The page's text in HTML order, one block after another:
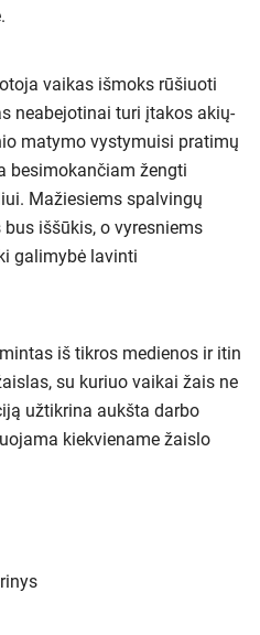
vaikas išmoks rūšiuoti
neabejotinai turi įtakos akių-
matymo vystymuisi pratimų
besimokančiam žengti
Mažiesiems spalvingų
iššūkis, o vyresniems
galimybė lavinti
iš tikros medienos ir itin
su kuriuo vaikai žais ne
užtikrina aukšta darbo
kiekviename žaislo